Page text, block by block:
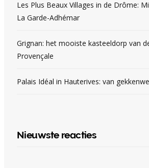
Les Plus Beaux Villages in de Drôme:
La Garde-Adhémar
Grignan: het mooiste kasteeldorp van
Provençale
Palais Idéal in Hauterives: van
Nieuwste reacties